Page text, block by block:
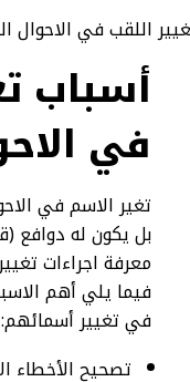
أسباب
في
تغير الاسم في
بل يكون له دوافع
معرفة اجراءات
فيما يلي أهم
في تغيير أسمائهم:
تصحيح الأخطاء